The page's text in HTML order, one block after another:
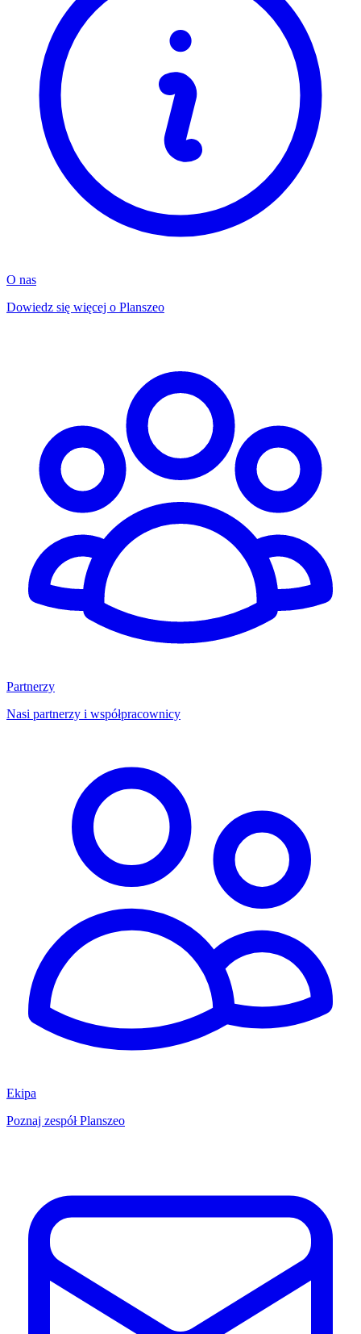
O nas
Dowiedz się więcej o Planszeo
Partnerzy
Nasi partnerzy i współpracownicy
Ekipa
Poznaj zespół Planszeo